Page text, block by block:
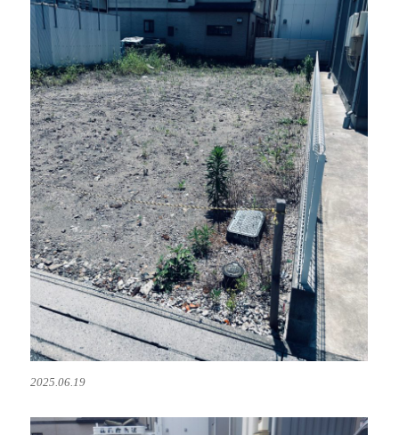
2025.06.19